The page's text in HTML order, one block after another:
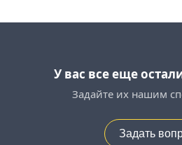
У вас все еще
Задайте их нашим
Задать